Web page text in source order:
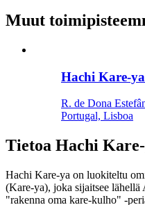
Muut
Hachi Kare-
R. de Dona
Portugal, Lisboa
Tietoa Hachi
Hachi Kare-ya on luokiteltu
(Kare-ya), joka sijaitsee
"rakenna oma kare-kulho" -